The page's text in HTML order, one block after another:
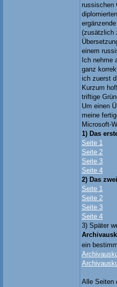
russischen
(zusätzlich
einem
Ich nehme
ganz
ich zuerst
Kurzum
triftige
Um einen
meine
Microsoft-
1) Das
Seite 1
Seite 2
Seite 3
Seite 4
2) Das
Seite 1
Seite 2
Seite 3
Seite 4
3) Später
ein
Alle Seiten